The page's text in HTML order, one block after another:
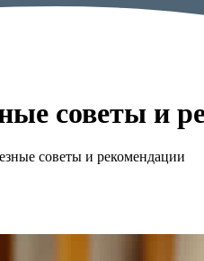
советы и
советы и рекомендации